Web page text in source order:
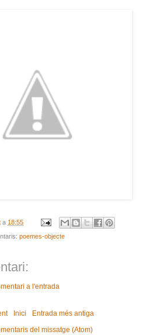
a 18:55
poemes-objecte
a l'entrada
Entrada més antiga
Inici
del missatge (Atom)